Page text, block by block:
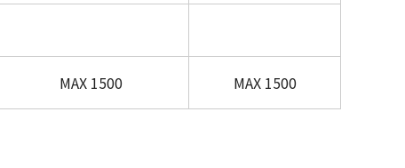
MAX 1500 MAX 1500